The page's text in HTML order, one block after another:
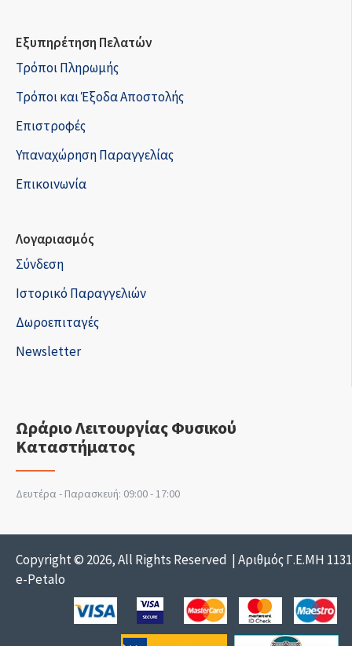
Εξυπηρέτηση Πελατών
Τρόποι Πληρωμής
Τρόποι και Έξοδα Αποστολής
Επιστροφές
Υπαναχώρηση Παραγγελίας
Επικοινωνία
Λογαριασμός
Σύνδεση
Ιστορικό Παραγγελιών
Δωροεπιταγές
Newsletter
Ωράριο Λειτουργίας Φυσικού
Καταστήματος
Δευτέρα - Παρασκευή: 09:00 - 17:00
Copyright © 2026, All Rights Reserved | Αριθμός Γ.Ε.ΜΗ
e-Petalo